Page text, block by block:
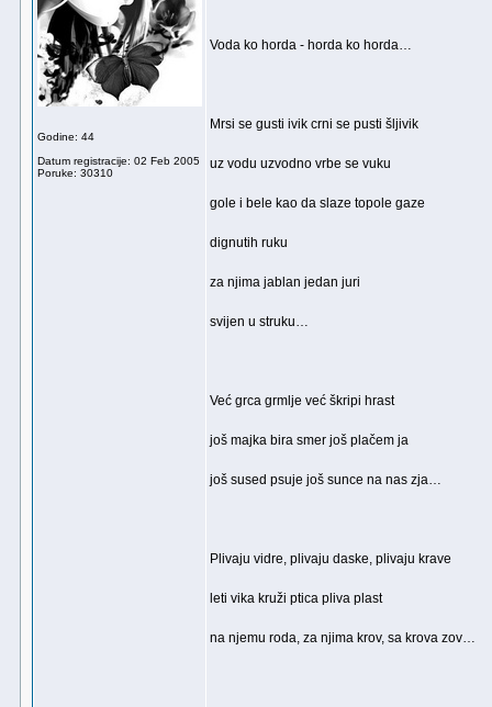
Godine: 44
Datum registracije: 02 Feb 2005
Poruke: 30310
Voda ko horda - horda ko horda…
Mrsi se gusti ivik crni se pusti šljivik
uz vodu uzvodno vrbe se vuku
gole i bele kao da slaze topole gaze
dignutih ruku
za njima jablan jedan juri
svijen u struku…
Već grca grmlje već škripi hrast
još majka bira smer još plačem ja
još sused psuje još sunce na nas zja…
Plivaju vidre, plivaju daske, plivaju krave
leti vika kruži ptica pliva plast
na njemu roda, za njima krov, sa krova zov…